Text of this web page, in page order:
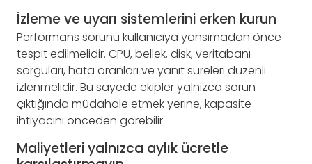
İzleme ve uyarı sistemlerini erken kurun
Performans sorunu kullanıcıya yansımadan önce
tespit edilmelidir. CPU, bellek, disk, veritabanı
sorguları, hata oranları ve yanıt süreleri düzenli
izlenmelidir. Bu sayede ekipler yalnızca sorun
çıktığında müdahale etmek yerine, kapasite
ihtiyacını önceden görebilir.
Maliyetleri yalnızca aylık ücretle